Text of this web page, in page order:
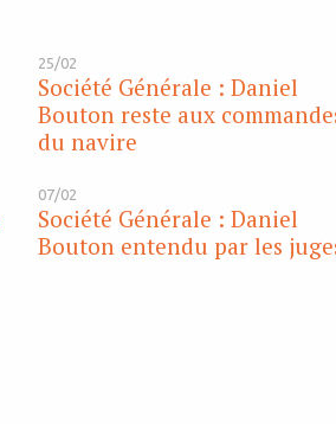
25/02
Société Générale : Daniel
Bouton reste aux
du navire
07/02
Société Générale : Daniel
Bouton entendu par les